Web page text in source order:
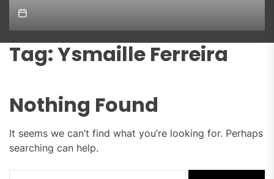
Tag:Ysmaille Ferreira
Nothing Found
It seems we can’t find what you’re looking for. Perhaps
searching can help.